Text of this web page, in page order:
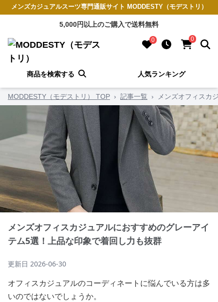
メンズカジュアルスーツ専門通販サイト MODDESTY（モデストリ）
5,000円以上のご購入で送料無料
0 0
商品を検索する 人気ランキング
MODDESTY（モデストリ） TOP › 記事一覧 › メンズオフィスカ
メンズオフィスカジュアルにおすすめのグレーアイ
テム5選！上品な印象で着回し力も抜群
更新日 2026-06-30
オフィスカジュアルのコーディネートに悩んでいる方は多
いのではないでしょうか。